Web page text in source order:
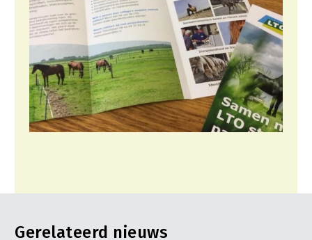
Gerelateerd nieuws